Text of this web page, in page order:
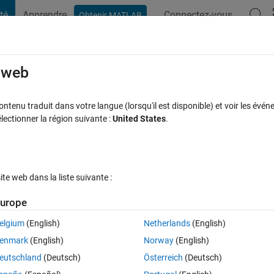
Apprendre Obtenir MATLAB Connectez-vous
Afficher commentaires
Ouvrir dans MATLAB Online
data to sift out wet and dry seasons in the tropics. I've written
Does anyone see what I've missed here?
traduit dans votre langue (lorsqu'il est disponible) et voir les
la région suivante :United States.
web dans la liste suivante :
(English)
(English)
(Deutsch)
Netherlands(English)
Norway(English)
Österreich (Deutsch)